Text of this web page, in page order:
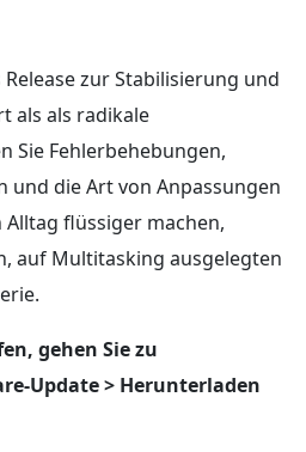
zur Stabilisierung und
als als radikale
Sie Fehlerbehebungen,
und die Art von Anpassungen
flüssiger machen,
auf Multitasking ausgelegten
gehen Sie zu
Update > Herunterladen